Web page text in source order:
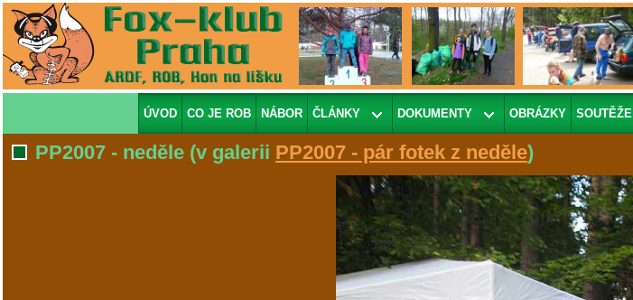
ÚVOD CO JE ROB NÁBOR ČLÁNKY DOKUMENTY OBRÁZKY SOUTĚŽE
PP2007 - neděle (v galerii PP2007 - pár fotek z neděle)